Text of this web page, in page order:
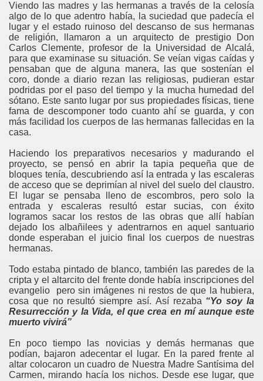
Viendo las madres y las hermanas a través de la celosía
algo de lo que adentro había, la suciedad que padecía el
lugar y el estado ruinoso del descanso de sus hermanas
de religión, llamaron a un arquitecto de prestigio Don
Carlos Clemente, profesor de la Universidad de Alcalá,
para que examinase su situación. Se veían vigas caídas y
pensaban que de alguna manera, las que sostenían el
coro, donde a diario rezan las religiosas, pudieran estar
podridas por el paso del tiempo y la mucha humedad del
sótano. Este santo lugar por sus propiedades físicas, tiene
fama de descomponer todo cuanto ahí se guarda, y con
más facilidad los cuerpos de las hermanas fallecidas en la
casa.
Haciendo los preparativos necesarios y madurando el
proyecto, se pensó en abrir la tapia pequeña que de
bloques tenía, descubriendo así la entrada y las escaleras
de acceso que se deprimían al nivel del suelo del claustro.
El lugar se pensaba lleno de escombros, pero solo la
entrada y escaleras resultó estar sucias, con éxito
logramos sacar los restos de las obras que allí habían
dejado los albañilees y adentrarnos en aquel santuario
donde esperaban el juicio final los cuerpos de nuestras
hermanas.
Todo estaba pintado de blanco, también las paredes de la
cripta y el altarcito del frente donde había inscripciones del
evangelio pero sin imágenes ni restos de que la hubiera,
cosa que no resultó siempre así. Así rezaba “Yo soy la
Resurrección y la Vida, el que crea en mí aunque este
muerto vivirá”
En poco tiempo las novicias y demás hermanas que
podían, bajaron adecentar el lugar. En la pared frente al
altar colocaron un cuadro de Nuestra Madre Santísima del
Carmen, mirando hacía los nichos. Desde ese lugar, que